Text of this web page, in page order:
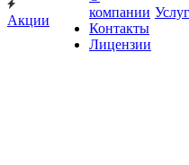
Акции
компании
Контакты
Лицензии